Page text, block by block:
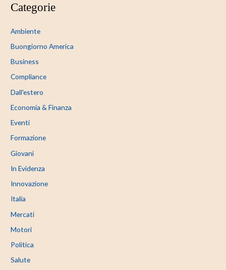
Categorie
Ambiente
Buongiorno America
Business
Compliance
Dall'estero
Economia & Finanza
Eventi
Formazione
Giovani
In Evidenza
Innovazione
Italia
Mercati
Motori
Politica
Salute